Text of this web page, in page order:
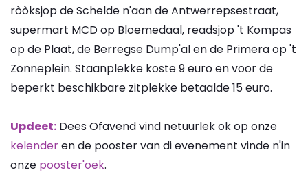
ròòksjop de Schelde n'aan de Antwerrepsestraat,
supermart MCD op Bloemedaal, readsjop 't Kompas
op de Plaat, de Berregse Dump'al en de Primera op 't
Zonneplein. Staanplekke koste 9 euro en voor de
beperkt beschikbare zitplekke betaalde 15 euro.
Updeet: Dees Ofavend vind netuurlek ok op onze
kelenderen de pooster van di evenement vinde n'in
onze pooster'oek.